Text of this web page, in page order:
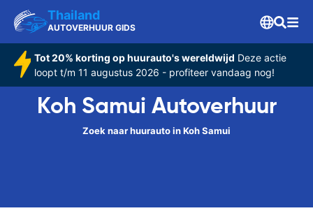
Thailand
AUTOVERHUUR GIDS
Tot 20% korting op huurauto's wereldwijd Deze actie
loopt t/m 11 augustus 2026 - profiteer vandaag nog!
Koh Samui Autoverhuur
Zoek naar huurauto in Koh Samui